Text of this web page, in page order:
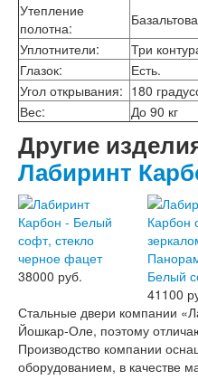
Мегаполис ГЛ
Неоклассика
Скин
Тренд
Двери ВанМарк
Шпон
Серия
Эмаль
Серия Дебют
Серия Нео
Серия
Серия
Серия Скай
Серия
Серия Уно
Двери Верда
ПЭТ Верда
Коллекция
Коллекция
Утепление
полотна:
Уплотнители:
Три
Глазок:
Есть.
Угол открывания: 180
Вес: До 90 кг
Другие
Лабиринт
38000 руб.
41100
Стальные двери компании
Йошкар-Оле, поэтому
Производство компании
оборудованием, в качестве